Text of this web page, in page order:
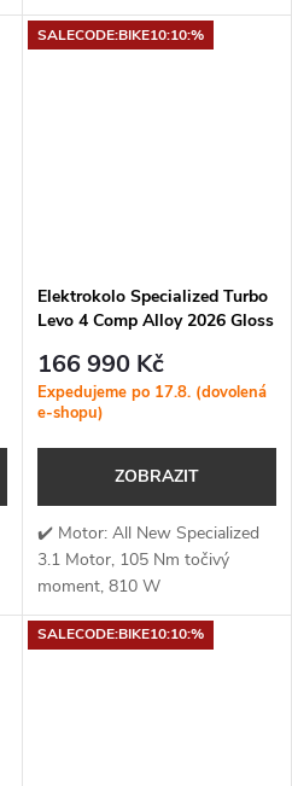
jednotka Specialized s
extrémním točivým momentem
SALECODE:BIKE10:10:%
Elektrokolo Specialized Turbo
Levo 4 Comp Alloy 2026 Gloss
white
166 990 Kč
Expedujeme po 17.8. (dovolená
e-shopu)
ZOBRAZIT
✔️ Motor: All New Specialized
3.1 Motor, 105 Nm točivý
moment, 810 W
výkon✔️ Točivý moment: 105
Nm✔️ Výkon
SALECODE:BIKE10:10:%